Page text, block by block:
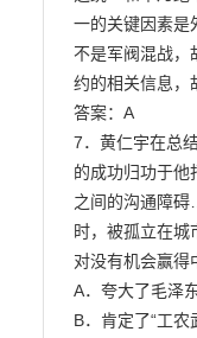
一的关键因素是
不是军阀混战，
约的相关信息，
答案：A
7．黄仁宇在总
的成功归功于他
之间的沟通障
时，被孤立在城
对没有机会赢得
A．夸大了毛泽
B．肯定了“工农